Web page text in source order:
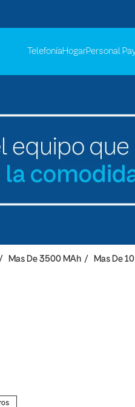
TelefoníaHogarPersonal
Mas De 3500 MAh Mas De